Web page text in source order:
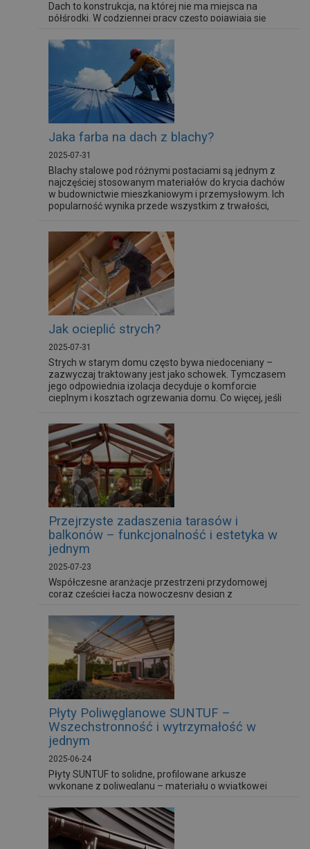
Dach to konstrukcja, na której nie ma miejsca na
półśrodki. W codziennej pracy często pojawiają się
poruszaniu się po połaci, konieczność szybkiego
montażu pokrycia końcowego, czy też ryzyko
przecieków przy zerwaniu pokrycia w wyniku silnych
wiatrów.
Jaka farba na dach z blachy?
2025-07-31
Blachy stalowe pod różnymi postaciami są jednym z
najczęściej stosowanym materiałów do krycia dachów
w budownictwie mieszkaniowym i przemysłowym. Ich
popularność wynika przede wszystkim z trwałości,
ochronne, które zabezpieczają stal przed korozją,
wpływem promieniowania UV oraz uszkodzeniami
mechanicznymi i jednocześnie...
Jak ocieplić strych?
2025-07-31
Strych w starym domu często bywa niedoceniany –
zazwyczaj traktowany jest jako schowek. Tymczasem
jego odpowiednia izolacja decyduje o komforcie
cieplnym i kosztach ogrzewania domu. Co więcej, jeśli
solidne ocieplenie dachu staje się absolutną
koniecznością. Warto więc wiedzieć, jak ocieplić strych
w starym domu.
Przejrzyste zadaszenia tarasów i
balkonów – funkcjonalność i estetyka w
jednym
2025-07-23
Współczesne aranżacje przestrzeni przydomowej
coraz częściej łączą nowoczesny design z
elementów takiego podejścia są przejrzyste
zadaszenia tarasów i balkonów. Nie tylko skutecznie
chronią przed niekorzystnymi warunkami
atmosferycznymi, ale również wprowadzają lekkość i
elegancję do bryły budynku.
Płyty Poliwęglanowe SUNTUF –
Wszechstronność i wytrzymałość w
jednym
2025-06-24
Płyty SUNTUF to solidne, profilowane arkusze
wykonane z poliwęglanu – materiału o wyjątkowej
odpornością na warunki atmosferyczne i doskonałymi
parametrami przepuszczalności światła. Dostępne są
w dwóch głównych formach: falistej (fala) i trapezowej
(trapez), co umożliwia ich szerokie zastosowanie w